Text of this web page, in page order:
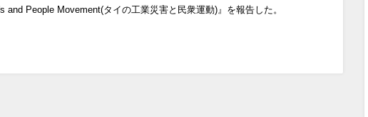
and People Movement(タイの工業災害と民衆運動)』を報告した。